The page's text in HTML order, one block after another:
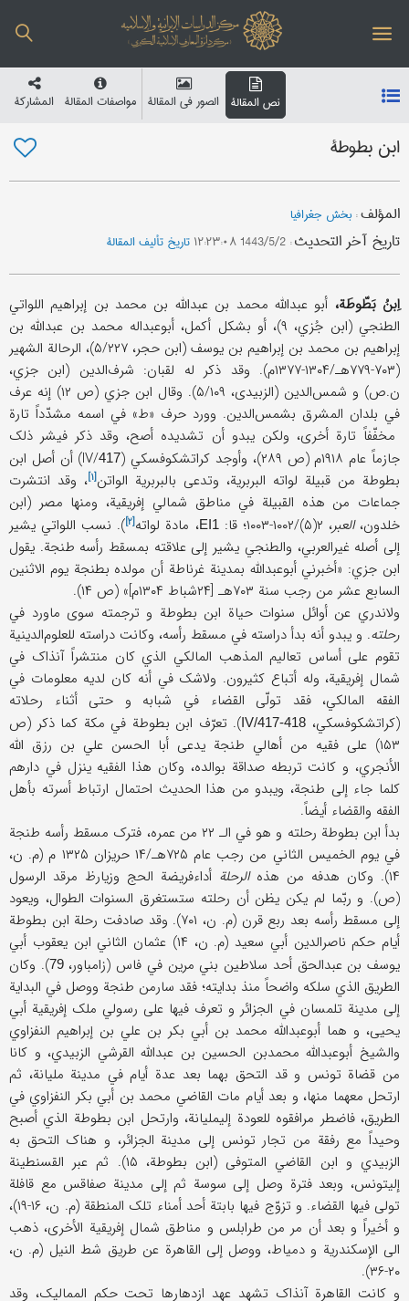
نص المقالة الصور في المقالة مواصفات المقالة المشارکة
ابن بطوطة
المؤلف: بخش جغرافیا
تاریخ آخر التحدیث: 1443/5/2 ۱۲:۲۳:۰۸ تاریخ تألیف المقالة
اِبنُ بَطّوطَة، أبو عبدالله محمد بن عبدالله بن محمد بن إبراهیم اللواتي
الطنجي (ابن جُزي، ۹)، أو بشکل أکمل، أبوعبداله محمد بن عبدالله بن
إبراهیم بن محمد بن إبراهیم بن یوسف (ابن حجر، ۵/۲۲۷)، الرحالة الشهیر
(۷۰۳-۷۷۹هـ/۱۳۰۴-۱۳۷۷م). وقد ذکر له لقبان: شرف‌الدین (ابن جزي،
ن.ص) و شمس‌الدین (الزبیدی، ۵/۱۰۹). وقال ابن جزي (ص ۱۲) إنه عرف
في بلدان المشرق بشمس‌الدین. وورد حرف «ط» في اسمه مشدّداً تارة
مخفّفاً تارة أخری، ولکن یبدو أن تشدیده أصح، وقد ذکر فیشر ذلک
جازماً عام ۱۹۱۸م (ص ۲۸۹)، وأوجد کراتشکوفسکي (IV/
417
) أن أصل ابن
بطوطة من قبیلة لواته البربریة، وتدعی بالبربریة الواتن[۱] ، وقد انتشرت
جماعات من هذه القبیلة في مناطق شمالي إفریقیة، ومنها مصر (ابن
خلدون،العبر، ۲(۵)/۱۰۰۲-۱۰۰۳؛ قا: EI1، مادة لواته[۲] ). نسب اللواتي یشیر
إلی أصله غیرالعربي، والطنجي یشیر إلی علاقته بمسقط رأسه طنجة. یقول
ابن جزي: «أخبرني أبوعبدالله بمدینة غرناطة أن مولده بطنجة یوم الاثنین
السابع عشر من رجب سنة ۷۰۳هـ [۲۴شباط ۱۳۰۴م]» (ص ۱۴).
ولاندري عن أوائل سنوات حیاة ابن بطوطة و ترجمته سوی ماورد في
رحلته. و یبدو أنه بدأ دراسته في مسقط رأسه، وکانت دراسته للعلوم‌الدینیة
تقوم علی أساس تعالیم المذهب المالکي الذي کان منتشراً آنذاک في
شمال إفریقیة، وله أتباع کثیرون. ولاشک في أنه کان لدیه معلومات في
الفقه المالکي، فقد تولّی القضاء في شبابه و حتی أثناء رحلاته
(کراتشکوفسکي، IV/417-418). تعرّف ابن بطوطة في مکة کما ذکر (ص
۱۵۳) علی فقیه من أهالي طنجة یدعی أبا الحسن علي بن رزق الله
الأنجري، و کانت تربطه صداقة بوالده، وکان هذا الفقیه ینزل في دارهم
کلما جاء إلی طنجة، ویبدو من هذا الحدیث احتمال ارتباط أسرته بأهل
الفقه والقضاء أیضاً.
بدأ ابن بطوطة رحلته و هو في الـ ۲۲ من عمره، فترک مسقط رأسه طنجة
في یوم الخمیس الثاني من رجب عام ۷۲۵هـ/۱۴ حریزان ۱۳۲۵ م (م. ن،
۱۴). وکان هدفه من هذه
الرحلة أداءفریضة الحج وزیارظ مرقد الرسول
(ص). و ربّما لم یکن یظن أن رحلته ستستغرق السنوات الطوال، ویعود
إلی مسقط رأسه بعد ربع قرن (م. ن، ۷۰۱). وقد صادفت رحلة ابن بطوطة
أیام حکم ناصرالدین أبي سعید (م. ن، ۱۴) عثمان الثاني ابن یعقوب أبي
یوسف بن عبدالحق أحد سلاطین بني مرین في فاس (زامباور،79). وکان
الطریق الذي سلکه واضحاً منذ بدایته؛ فقد سارمن طنجة ووصل في البدایة
إلی مدینة تلمسان في الجزائر و تعرف فیها علی رسولي ملک إفریقیة أبي
یحیی، و هما أبوعبدالله محمد بن أبي بکر بن علي بن إبراهیم النفزاوي
والشیخ أبوعبدالله محمدبن الحسین بن عبدالله القرشي الزبیدي، و کانا
من قضاة تونس و قد التحق بهما بعد عدة أیام في مدینة ملیانة، ثم
ارتحل معهما منها، و بعد أیام مات القاضي محمد بن أبي بکر النفزاوي في
الطریق، فاضطر مرافقوه للعودة إلیملیانة، وارتحل ابن بطوطة الذي أصبح
وحیداً مع رفقة من تجار تونس إلی مدینة الجزائر، و هناک التحق به
الزبیدي و ابن القاضي المتوفی (ابن بطوطة، ۱۵). ثم عبر القسنطینة
إلیتونس، وبعد فترة وصل إلی سوسة ثم إلی مدینة صفاقس مع قافلة
تولی فیها القضاء. و تزوّج فیها بابتة أحد أمناء تلک المنطقة (م. ن، ۱۶-۱۹)،
و أخیراً و بعد أن مر من طرابلس و مناطق شمال إفریقیة الأخری، ذهب
الی الإسکندریة و دمیاط، ووصل إلی القاهرة عن طریق شط النیل (م. ن،
۲۰-۳۶).
و کانت القاهرة آنذاک تشهد عهد ازدهارها تحت حکم الممالیک، وقد